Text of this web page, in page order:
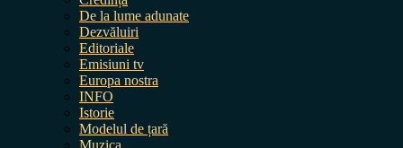
De la lume adunate
Dezvăluiri
Editoriale
Emisiuni tv
Europa nostra
INFO
Istorie
Modelul de țară